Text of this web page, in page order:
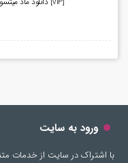
ورود به سایت
با اشتراک در سایت از خدمات